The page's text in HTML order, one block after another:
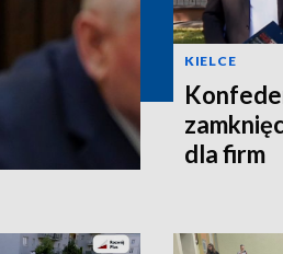
KIELCE
dla firm